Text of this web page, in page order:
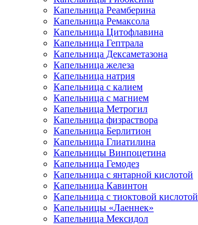
Капельница Реамберина
Капельница Ремаксола
Капельница Цитофлавина
Капельница Гептрала
Капельница Дексаметазона
Капельница железа
Капельница натрия
Капельница с калием
Капельница с магнием
Капельница Метрогил
Капельница физраствора
Капельница Берлитион
Капельница Глиатилина
Капельницы Винпоцетина
Капельница Гемодез
Капельница с янтарной кислотой
Капельница Кавинтон
Капельница с тиоктовой кислотой
Капельницы «Лаеннек»
Капельница Мексидол